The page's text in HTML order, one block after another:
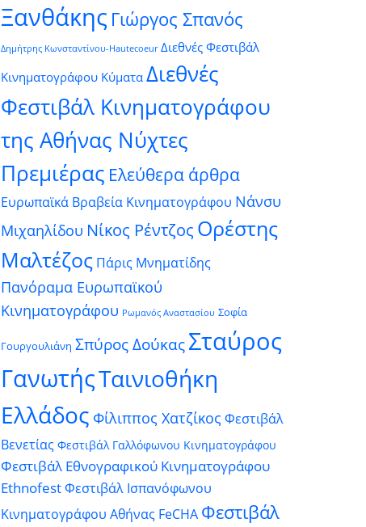
Ξανθάκης Γιώργος Σπανός
Δημήτρης Κωνσταντίνου-Hautecoeur Διεθνές Φεστιβάλ
Κινηματογράφου ΚύματαΔιεθνές
Φεστιβάλ Κινηματογράφου
της Αθήνας Νύχτες
Πρεμιέρας Ελεύθερα άρθρα
Ευρωπαϊκά Βραβεία Κινηματογράφου Νάνσυ
Μιχαηλίδου Νίκος Ρέντζος Ορέστης
Μαλτέζος Πάρις Μνηματίδης
Πανόραμα Ευρωπαϊκού
Κινηματογράφου Ρωμανός Αναστασίου Σοφία
Γουργουλιάνη Σπύρος ΔούκαςΣταύρος
ΓανωτήςΤαινιοθήκη
Ελλάδος Φίλιππος Χατζίκος Φεστιβάλ
Βενετίας Φεστιβάλ Γαλλόφωνου Κινηματογράφου
Φεστιβάλ Εθνογραφικού Κινηματογράφου
EthnofestΦεστιβάλ Ισπανόφωνου
Κινηματογράφου Αθήνας FeCHA Φεστιβάλ